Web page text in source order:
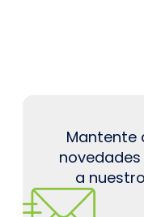
Mantente
a